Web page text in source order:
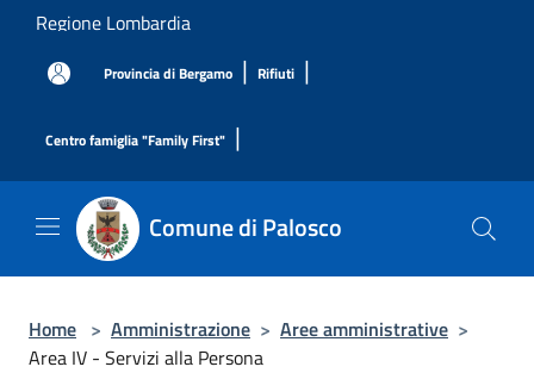
Salta al contenuto principale
Regione Lombardia
Provincia di Bergamo | Rifiuti |
Centro famiglia "Family First" |
Comune di Palosco
Home > Amministrazione > Aree amministrative >
Area IV - Servizi alla Persona